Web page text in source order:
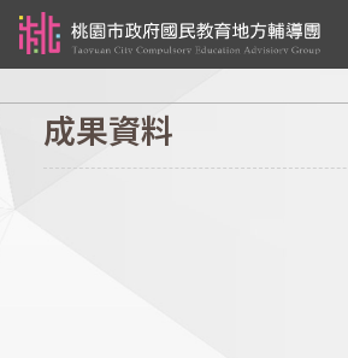
成果資料